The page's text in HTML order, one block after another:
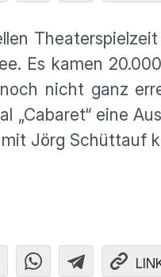
Es kamen
nicht ganz
„Cabaret“ eine
mit Jörg Schüttauf